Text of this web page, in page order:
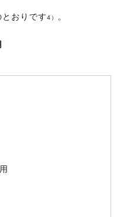
おりです4） 。